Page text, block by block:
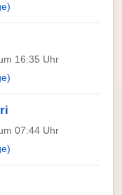
16:35 Uhr
07:44 Uhr